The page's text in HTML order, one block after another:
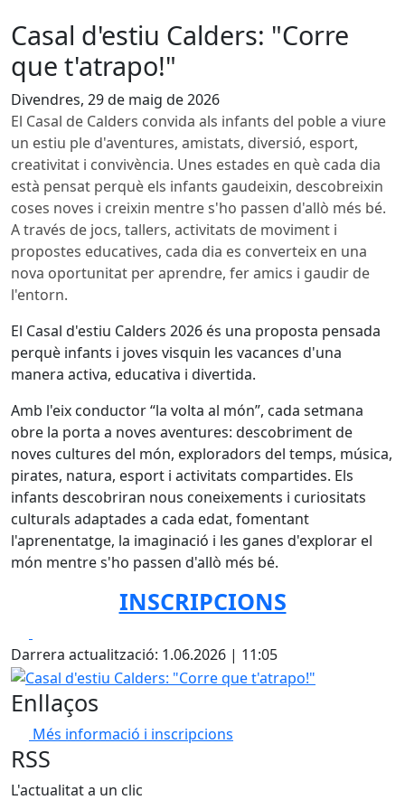
Casal d'estiu Calders: "Corre
que t'atrapo!"
Divendres, 29 de maig de 2026
El Casal de Calders convida als infants del poble a viure
un estiu ple d'aventures, amistats, diversió, esport,
creativitat i convivència. Unes estades en què cada dia
està pensat perquè els infants gaudeixin, descobreixin
coses noves i creixin mentre s'ho passen d'allò més bé.
A través de jocs, tallers, activitats de moviment i
propostes educatives, cada dia es converteix en una
nova oportunitat per aprendre, fer amics i gaudir de
l'entorn.
El Casal d'estiu Calders 2026 és una proposta pensada
perquè infants i joves visquin les vacances d'una
manera activa, educativa i divertida.
Amb l'eix conductor “la volta al món”, cada setmana
obre la porta a noves aventures: descobriment de
noves cultures del món, exploradors del temps, música,
pirates, natura, esport i activitats compartides. Els
infants descobriran nous coneixements i curiositats
culturals adaptades a cada edat, fomentant
l'aprenentatge, la imaginació i les ganes d'explorar el
món mentre s'ho passen d'allò més bé.
INSCRIPCIONS
Darrera actualització: 1.06.2026 | 11:05
Casal d'estiu Calders: "Corre que t'atrapo!"
Enllaços
Més informació i inscripcions
RSS
L'actualitat a un clic